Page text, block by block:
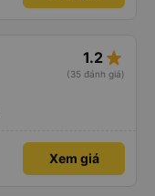
1.2 star_rate
(35 đánh giá)
Xem giá